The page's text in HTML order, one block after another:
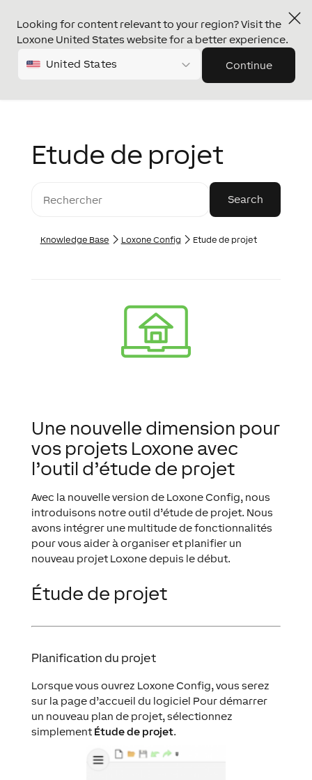
Looking for content relevant to your region? Visit the
Loxone United States website for a better experience.
United States Continue
Etude de projet
Knowledge Base Loxone Config Etude de projet
Une nouvelle dimension pour
vos projets Loxone avec
l’outil d’étude de projet
Avec la nouvelle version de Loxone Config, nous
introduisons notre outil d’étude de projet. Nous
avons intégrer une multitude de fonctionnalités
pour vous aider à organiser et planifier un
nouveau projet Loxone depuis le début.
Étude de projet
Planification du projet
Lorsque vous ouvrez Loxone Config, vous serez
sur la page d’accueil du logiciel Pour démarrer
un nouveau plan de projet, sélectionnez
simplement Étude de projet.